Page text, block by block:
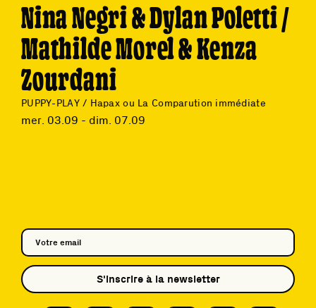
Nina Negri & Dylan Poletti /
Mathilde Morel & Kenza
Zourdani
PUPPY-PLAY / Hapax ou La Comparution immédiate
mer. 03.09 - dim. 07.09
S'inscrire à la newsletter